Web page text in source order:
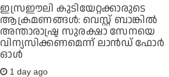
ഇസ്രഈലി കുടിയേറ്റക്കാരുടെ
ആക്രമണങ്ങള്‍: വെസ്റ്റ് ബാങ്കില്‍
അന്താരാഷ്ട്ര സുരക്ഷാ സേനയെ
വിന്യസിക്കണമെന്ന് ലാന്‍ഡ് ഫോര്‍
ഓള്‍
1 day ago